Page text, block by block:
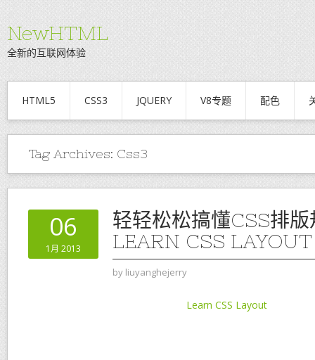
NewHTML
全新的互联网体验
HTML5 CSS3 JQUERY V8专题 配色
Tag Archives: Css3
06
1月 2013
轻轻松松搞懂CSS排
LEARN CSS LAYOUT
by liuyanghejerry
Learn CSS Layout